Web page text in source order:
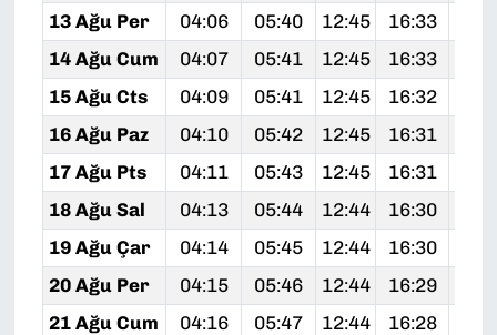
13 Ağu Per
04:06 05:40 12:45 16:33
14 Ağu Cum
04:07 05:41 12:45 16:33
15 Ağu Cts
04:09 05:41 12:45 16:32
16 Ağu Paz
04:10 05:42 12:45 16:31
17 Ağu Pts
04:11 05:43 12:45 16:31
18 Ağu Sal
04:13 05:44 12:44 16:30
19 Ağu Çar
04:14 05:45 12:44 16:30
20 Ağu Per
04:15 05:46 12:44 16:29
21 Ağu Cum
04:16 05:47 12:44 16:28